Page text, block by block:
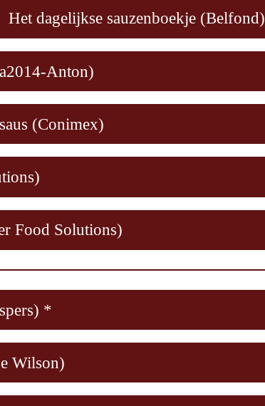
Het dagelijkse sauzenboekje (Belfond)
Anton)
(Conimex)
Food Solutions)
) *
Wilson)